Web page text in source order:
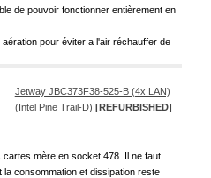
de pouvoir fonctionner entièrement en
pour éviter a l'air réchauffer de
Jetway JBC373F38-525-B (4x LAN)
(Intel Pine Trail-D) [REFURBISHED]
mère en socket 478. Il ne faut
consommation et dissipation reste